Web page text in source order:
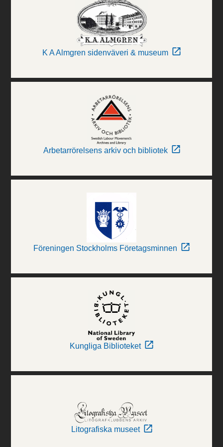
K A Almgren sidenväveri & museum
Arbetarrörelsens arkiv och bibliotek
Föreningen Stockholms Företagsminnen
Kungliga Biblioteket
Litografiska museet